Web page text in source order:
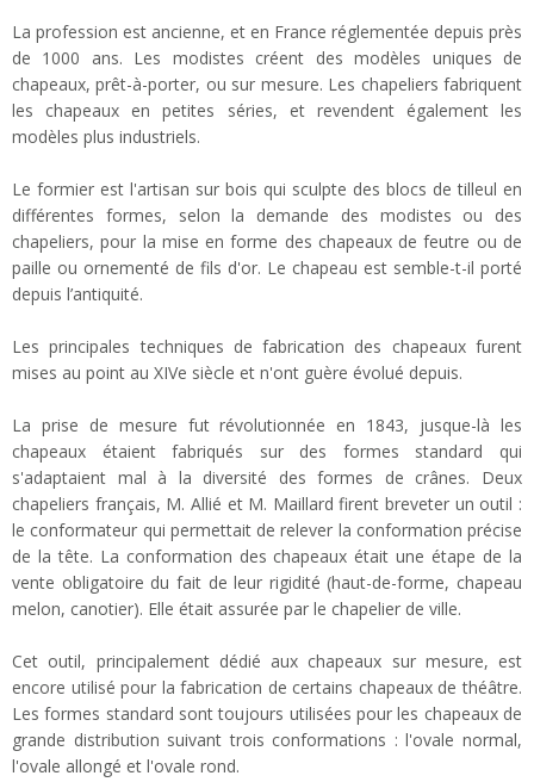
La profession est ancienne, et en France réglementée depuis près
de 1000 ans. Les modistes créent des modèles uniques de
chapeaux, prêt-à-porter, ou sur mesure. Les chapeliers fabriquent
les chapeaux en petites séries, et revendent également les
modèles plus industriels.
Le formier est l'artisan sur bois qui sculpte des blocs de tilleul en
différentes formes, selon la demande des modistes ou des
chapeliers, pour la mise en forme des chapeaux de feutre ou de
paille ou ornementé de fils d'or. Le chapeau est semble-t-il porté
depuis l’antiquité.
Les principales techniques de fabrication des chapeaux furent
mises au point au XIVe siècle et n'ont guère évolué depuis.
La prise de mesure fut révolutionnée en 1843, jusque-là les
chapeaux étaient fabriqués sur des formes standard qui
s'adaptaient mal à la diversité des formes de crânes. Deux
chapeliers français, M. Allié et M. Maillard firent breveter un outil :
le conformateur qui permettait de relever la conformation précise
de la tête. La conformation des chapeaux était une étape de la
vente obligatoire du fait de leur rigidité (haut-de-forme, chapeau
melon, canotier). Elle était assurée par le chapelier de ville.
Cet outil, principalement dédié aux chapeaux sur mesure, est
encore utilisé pour la fabrication de certains chapeaux de théâtre.
Les formes standard sont toujours utilisées pour les chapeaux de
grande distribution suivant trois conformations : l'ovale normal,
l'ovale allongé et l'ovale rond.